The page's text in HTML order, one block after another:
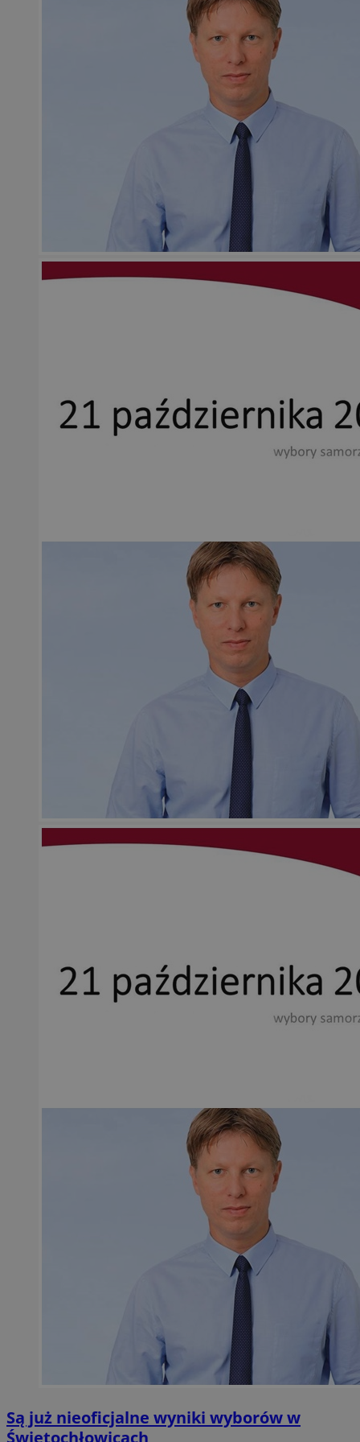
Są już nieoficjalne wyniki wyborów w
Świętochłowicach